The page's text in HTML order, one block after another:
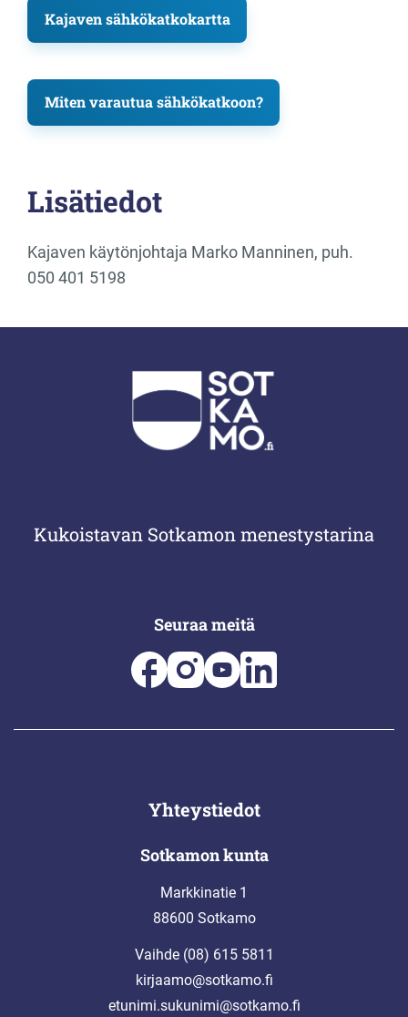
Kajaven sähkökatkokartta
Miten varautua sähkökatkoon?
Lisätiedot
Kajaven käytönjohtaja Marko Manninen, puh.
050 401 5198
Kukoistavan Sotkamon menestystarina
Seuraa meitä
Yhteystiedot
Sotkamon kunta
Markkinatie 1
88600 Sotkamo
Vaihde (08) 615 5811
kirjaamo@sotkamo.fi
etunimi.sukunimi@sotkamo.fi